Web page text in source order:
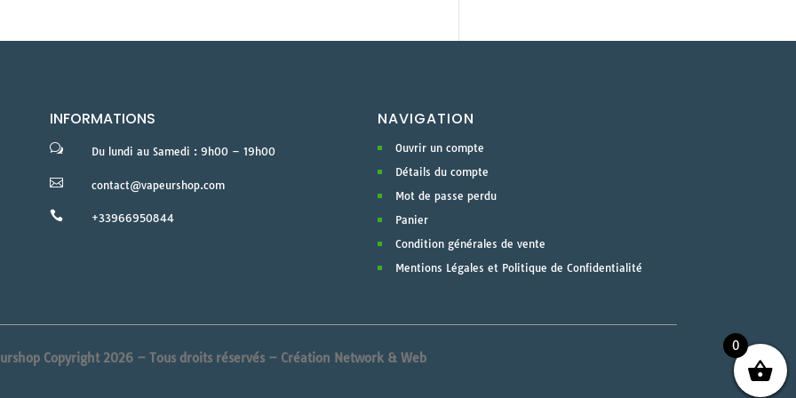
INFORMATIONS
w Du lundi au Samedi : 9h00 – 19h00
 contact@vapeurshop.com
 +33966950844
NAVIGATION
Ouvrir un compte
Détails du compte
Mot de passe perdu
Panier
Condition générales de vente
Mentions Légales et Politique de Confidentialité
Copyright 2026 – Tous droits réservés – Création Network & Web
0